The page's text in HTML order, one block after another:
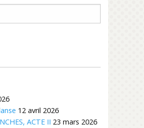
12 avril 2026
ACTE II 23 mars 2026